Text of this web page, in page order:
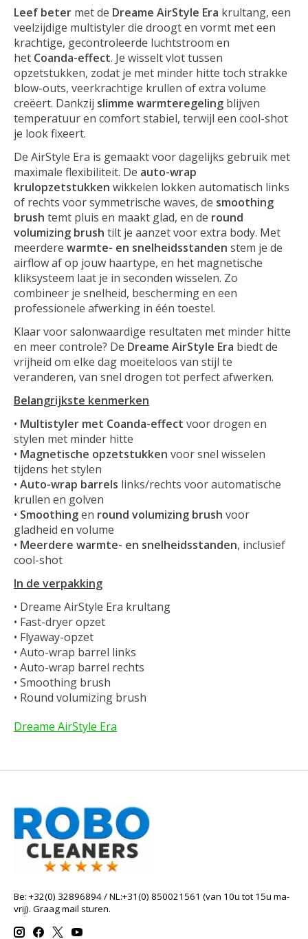
Leef beter met de Dreame AirStyle Era krultang, een
veelzijdige multistyler die droogt en vormt met een
krachtige, gecontroleerde luchtstroom en
het Coanda-effect. Je wisselt vlot tussen
opzetstukken, zodat je met minder hitte toch strakke
blow-outs, veerkrachtige krullen of extra volume
creëert. Dankzij slimme warmteregeling blijven
temperatuur en comfort stabiel, terwijl een cool-shot
je look fixeert.
De AirStyle Era is gemaakt voor dagelijks gebruik met
maximale flexibiliteit. De auto-wrap
krulopzetstukken wikkelen lokken automatisch links
of rechts voor symmetrische waves, de smoothing
brush temt pluis en maakt glad, en de round
volumizing brush tilt je aanzet voor extra body. Met
meerdere warmte- en snelheidsstanden stem je de
airflow af op jouw haartype, en het magnetische
kliksysteem laat je in seconden wisselen. Zo
combineer je snelheid, bescherming en een
professionele afwerking in één toestel.
Klaar voor salonwaardige resultaten met minder hitte
en meer controle? De Dreame AirStyle Era biedt de
vrijheid om elke dag moeiteloos van stijl te
veranderen, van snel drogen tot perfect afwerken.
Belangrijkste kenmerken
• Multistyler met Coanda-effect voor drogen en
stylen met minder hitte
• Magnetische opzetstukken voor snel wisselen
tijdens het stylen
• Auto-wrap barrels links/rechts voor automatische
krullen en golven
• Smoothingen round volumizing brush voor
gladheid en volume
• Meerdere warmte- en snelheidsstanden, inclusief
cool-shot
In de verpakking
• Dreame AirStyle Era krultang
• Fast-dryer opzet
• Flyaway-opzet
• Auto-wrap barrel links
• Auto-wrap barrel rechts
• Smoothing brush
• Round volumizing brush
Dreame AirStyle Era
Be: +32(0) 32896894 / NL:+31(0) 850021561 (van 10u tot 15u ma-
vrij). Graag mail sturen.